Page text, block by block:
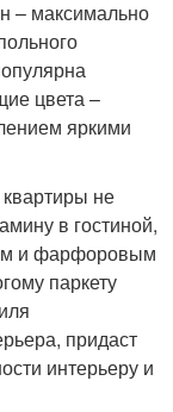
– максимально
цвета –
яркими
квартиры не
в гостиной,
и фарфоровым
паркету
придаст
интерьеру и